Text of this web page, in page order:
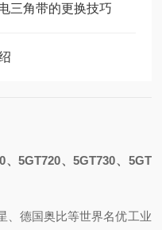
三角带的更换技巧
、5GT720、5GT730、5GT
、德国奥比等世界名优工业